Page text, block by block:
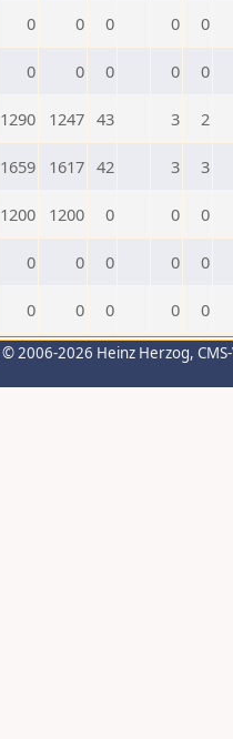
0 0 0 0 0
0 0 0 0 0
1290 1247 43 3 2
1659 1617 42 3 3
1200 1200 0 0 0
0 0 0 0 0
0 0 0 0 0
© 2006-2026 Heinz Herzog,